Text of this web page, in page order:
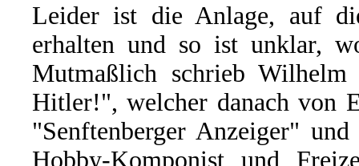
Leider ist die Anlage, auf
erhalten und so ist unklar,
Mutmaßlich schrieb
Hitler!", welcher danach von
"Senftenberger Anzeiger"
Hobby-Komponist und